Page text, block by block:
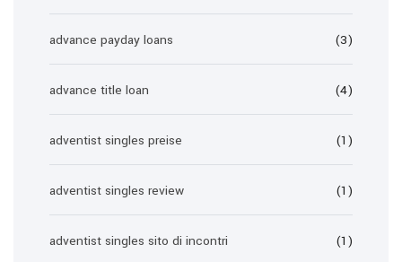
advance payday loans (3)
advance title loan (4)
adventist singles preise (1)
adventist singles review (1)
adventist singles sito di incontri (1)